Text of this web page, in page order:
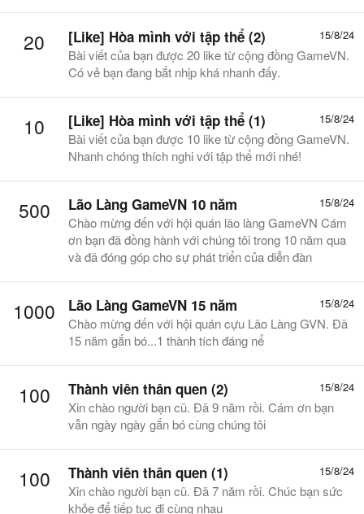
20 15/8/24
[Like] Hòa mình với tập thể (2)
Bài viết của bạn được 20 like từ cộng đồng GameVN.
Có vẻ bạn đang bắt nhịp khá nhanh đấy.
10 15/8/24
[Like] Hòa mình với tập thể (1)
Bài viết của bạn được 10 like từ cộng đồng GameVN.
Nhanh chóng thích nghi với tập thể mới nhé!
500 15/8/24
Lão Làng GameVN 10 năm
Chào mừng đến với hội quán lão làng GameVN Cám
ơn bạn đã đồng hành với chúng tôi trong 10 năm qua
và đã đóng góp cho sự phát triển của diễn đàn
1000 15/8/24
Lão Làng GameVN 15 năm
Chào mừng đến với hội quán cựu Lão Làng GVN. Đã
15 năm gắn bó...1 thành tích đáng nể
100 15/8/24
Thành viên thân quen (2)
Xin chào người bạn cũ. Đã 9 năm rồi. Cám ơn bạn
vẫn ngày ngày gắn bó cùng chúng tôi
100 15/8/24
Thành viên thân quen (1)
Xin chào người bạn cũ. Đã 7 năm rồi. Chúc bạn sức
khỏe để tiếp tục đi cùng nhau